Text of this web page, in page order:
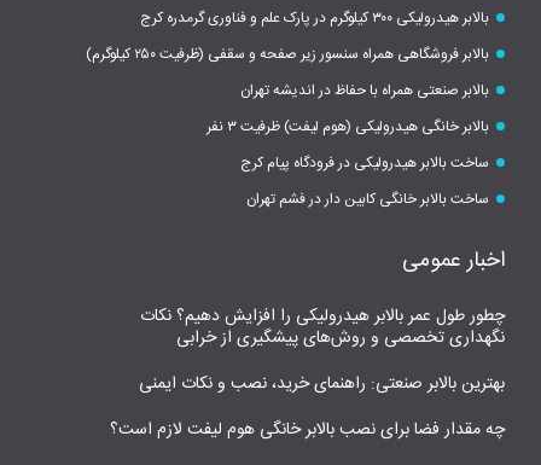
بالابر هیدرولیکی ۳۰۰ کیلوگرم در پارک علم و فناوری گرمدره کرج
بالابر فروشگاهی همراه سنسور زیر صفحه و سقفی (ظرفیت ۲۵۰ کیلوگرم)
بالابر صنعتی همراه با حفاظ در اندیشه تهران
بالابر خانگی هیدرولیکی (هوم لیفت) ظرفیت ۳ نفر
ساخت بالابر هیدرولیکی در فرودگاه پیام کرج
ساخت بالابر خانگی کابین دار در فشم تهران
اخبار عمومی
چطور طول عمر بالابر هیدرولیکی را افزایش دهیم؟ نکات
نگهداری تخصصی و روش‌های پیشگیری از خرابی
بهترین بالابر صنعتی: راهنمای خرید، نصب و نکات ایمنی
چه مقدار فضا برای نصب بالابر خانگی هوم لیفت لازم است؟